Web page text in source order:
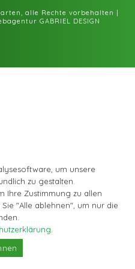
alle Rechte vorbehalten |
GABRIEL DESIGN
um unsere
zu gestalten.
Ihre Zustimmung zu allen
"Alle ablehnen", um nur die